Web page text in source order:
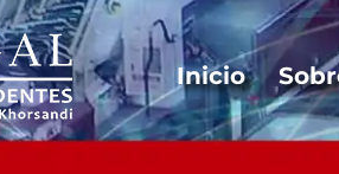
Inicio